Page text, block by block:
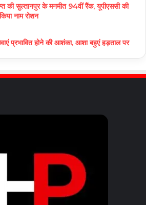
की सुल्तानपुर के मनमीत 94वीं रैंक, यूपीएससी की
नाम रोशन
प्रभावित होने की आशंका, आशा बहुएं हड़ताल पर